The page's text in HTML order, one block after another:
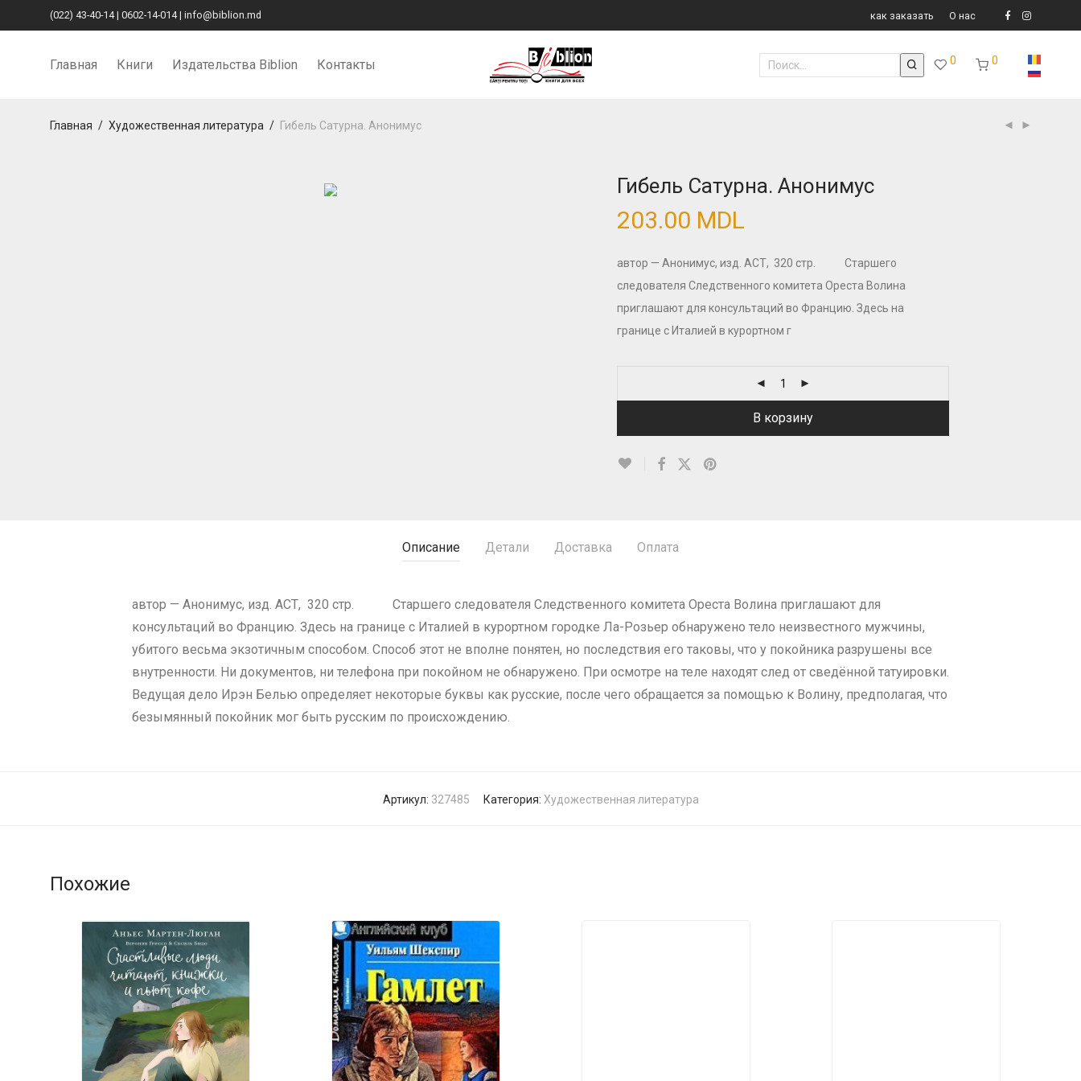
(022) 43-40-14| 0602-14-014| info@biblion.md как заказать О нас
Главная Книги Издательства Biblion Контакты 0 0
Главная / Художественная литература / Гибель Сатурна. Анонимус
Гибель Сатурна. Анонимус
203.00 MDL
автор — Анонимус, изд. АСТ, 320 стр. Старшего
следователя Следственного комитета Ореста Волина
приглашают для консультаций во Францию. Здесь на
границе с Италией в курортном г
В корзину
Описание Детали Доставка Оплата
автор — Анонимус, изд. АСТ, 320 стр. Старшего следователя Следственного комитета Ореста Волина приглашают для
консультаций во Францию. Здесь на границе с Италией в курортном городке Ла-Розьер обнаружено тело неизвестного мужчины,
убитого весьма экзотичным способом. Способ этот не вполне понятен, но последствия его таковы, что у покойника разрушены все
внутренности. Ни документов, ни телефона при покойном не обнаружено. При осмотре на теле находят след от сведённой татуировки.
Ведущая дело Ирэн Белью определяет некоторые буквы как русские, после чего обращается за помощью к Волину, предполагая, что
безымянный покойник мог быть русским по происхождению.
Артикул: 327485 Категория: Художественная литература
Похожие